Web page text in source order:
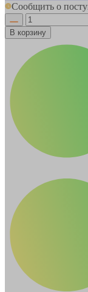
Сообщить о
В корзину